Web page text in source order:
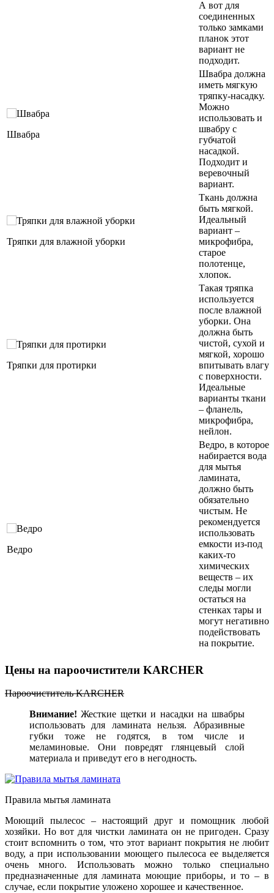
А вот для
соединенных
только замками
планок этот
вариант не
подходит.
Швабра
Швабра должна
иметь мягкую
тряпку-насадку.
Можно
использовать и
швабру с
губчатой
насадкой.
Подходит и
веревочный
вариант.
Тряпки для влажной уборки
Ткань должна
быть мягкой.
Идеальный
вариант –
микрофибра,
старое
полотенце,
хлопок.
Тряпки для протирки
Такая тряпка
используется
после влажной
уборки. Она
должна быть
чистой, сухой и
мягкой, хорошо
впитывать влагу
с поверхности.
Идеальные
варианты ткани
– фланель,
микрофибра,
нейлон.
Ведро
Ведро, в которое
набирается вода
для мытья
ламината,
должно быть
обязательно
чистым. Не
рекомендуется
использовать
емкости из-под
каких-то
химических
веществ – их
следы могли
остаться на
стенках тары и
могут негативно
подействовать
на покрытие.
Цены на пароочистители KARCHER
Пароочиститель KARCHER
Внимание! Жесткие щетки и насадки на швабры
использовать для ламината нельзя. Абразивные
губки тоже не годятся, в том числе и
меламиновые. Они повредят глянцевый слой
материала и приведут его в негодность.
Правила мытья ламината
Моющий пылесос – настоящий друг и помощник любой
хозяйки. Но вот для чистки ламината он не пригоден. Сразу
стоит вспомнить о том, что этот вариант покрытия не любит
воду, а при использовании моющего пылесоса ее выделяется
очень много. Использовать можно только специально
предназначенные для ламината моющие приборы, и то – в
случае, если покрытие уложено хорошее и качественное.